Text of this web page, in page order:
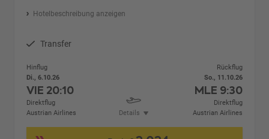
Hotelbeschreibung anzeigen
Transfer
Hinflug
Di., 6.10.26
VIE 20:10
Direktflug
Austrian Airlines
Details
Rückflug
So., 11.10.26
MLE 9:30
Direktflug
Austrian Airlines